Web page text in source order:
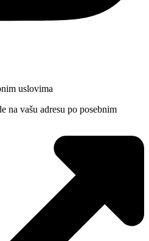
uslovima
na vašu adresu po posebnim